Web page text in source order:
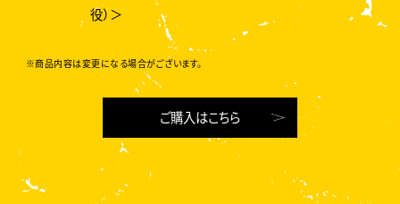
役）＞
※商品内容は変更になる場合がございます。
ご購入はこちら